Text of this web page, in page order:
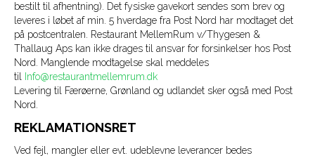
bestilt til afhentning). Det fysiske gavekort sendes som brev og
leveres i løbet af min. 5 hverdage fra Post Nord har modtaget det
på postcentralen. Restaurant MellemRum v/Thygesen &
Thallaug Aps kan ikke drages til ansvar for forsinkelser hos Post
Nord. Manglende modtagelse skal meddeles
til Info@restaurantmellemrum.dk
Levering til Færøerne, Grønland og udlandet sker også med Post
Nord.
REKLAMATIONSRET
Ved fejl, mangler eller evt. udeblevne leverancer bedes